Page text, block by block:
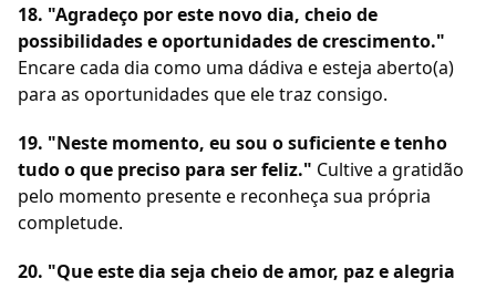
18. "Agradeço por este novo dia, cheio de
possibilidades e oportunidades de crescimento."
Encare cada dia como uma dádiva e esteja aberto(a)
para as oportunidades que ele traz consigo.
19. "Neste momento, eu sou o suficiente e tenho
tudo o que preciso para ser feliz." Cultive a gratidão
pelo momento presente e reconheça sua própria
completude.
20. "Que este dia seja cheio de amor, paz e alegria